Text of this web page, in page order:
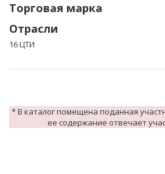
Торговая марка
Отрасли
16 ЦТИ
* В каталог помещена поданная
ее содержание отвечает